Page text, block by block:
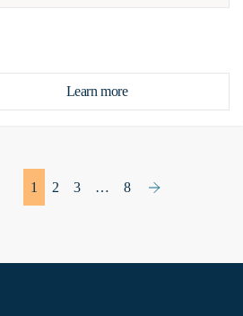
Learn more
1 2 3 … 8